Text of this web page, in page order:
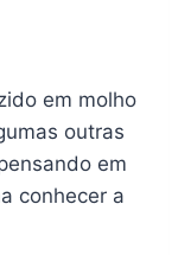
em molho
outras
em
conhecer a